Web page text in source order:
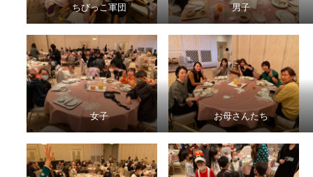
ちびっこ軍団 男子
女子 お母さんたち